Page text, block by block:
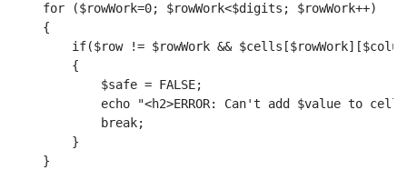
for ($rowWork=0; $rowWork<$digits; $rowWork++)
{
if($row != $rowWork &&
{
$safe = FALSE;
echo "<h2>ERROR: Can't add $value to cell
break;
}
}